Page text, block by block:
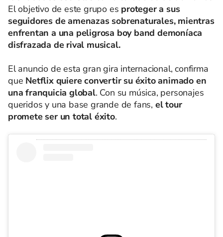
El objetivo de este grupo es proteger a sus
seguidores de amenazas sobrenaturales, mientras
enfrentan a una peligrosa boy band demoníaca
disfrazada de rival musical.
El anuncio de esta gran gira internacional, confirma
que Netflix quiere convertir su éxito animado en
una franquicia global. Con su música, personajes
queridos y una base grande de fans, el tour
promete ser un total éxito.